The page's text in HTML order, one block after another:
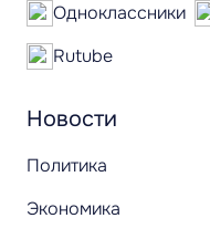
Новости
Политика
Экономика
Одноклассники
Rutube